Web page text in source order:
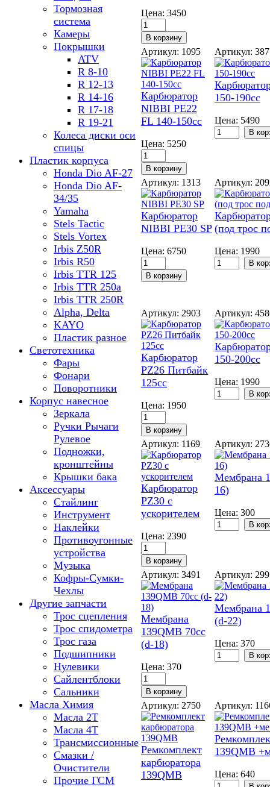
Тормозная
система
Камеры
Покрышки
ATV
R 8-10
R 12-13
R 14-16
R 17-18
R 19-21
Колеса диски оси
спицы
Пластик корпуса
Honda Dio AF-27
Honda Dio AF-
34/35
Yamaha
Stels Tactic
Stels Vortex
Irbis Z50R
Irbis R50
Irbis TTR 125
Irbis TTR 250a
Irbis TTR 250R
Alpha, Delta
KAYO
Пластик разное
Светотехника
Фары
Фонари
Поворотники
Корпус навесное
Зеркала
Ручки Рычаги
Рулевое
Подножки,
кронштейны
Крышки бака
Аксессуары
Стайлинг
Инструмент
Наклейки
Противоугонные
устройства
Музыка
Кофры-Сумки-
Чехлы
Другие запчасти
Трос сцепления
Трос спидометра
Трос газа
Подшипники
Нулевики
Сайлентблоки
Сальники
Масла Химия
Масла 2Т
Масла 4Т
Трансмиссионные
Смазки /
Очистители
Прочие ГСМ
Цена: 3450
Артикул: 1095
Карбюратор
NIBBI PE22
FL 140-150cc
Цена: 5250
Артикул:
150-190cc
Цена: 5490
Артикул: 1313
Карбюратор
NIBBI PE30 SP
Цена: 6750
Артикул:
(под трос
Цена: 1990
Артикул: 2903
Карбюратор
PZ26 Питбайк
125сс
Цена: 1950
Артикул:
150-200сс
Цена: 1990
Артикул: 1169
Карбюратор
PZ30 с
ускорителем
Цена: 2390
Артикул:
Мембрана
16)
Цена: 300
Артикул: 3491
Мембрана
139QMB 70сс
(d-18)
Цена: 370
Артикул:
Мембрана
(d-22)
Цена: 370
Артикул: 2750
Ремкомплект
карбюратора
139QMB
Артикул:
139QMB
Цена: 640